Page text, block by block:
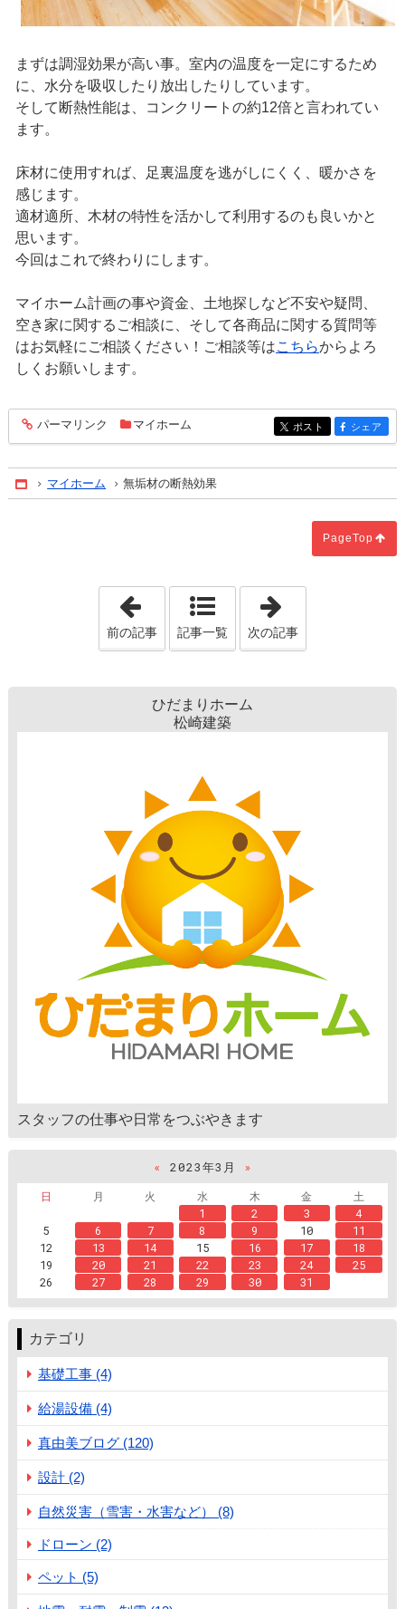
まずは調湿効果が高い事。室内の温度を一定にするため
に、水分を吸収したり放出したりしています。
そして断熱性能は、コンクリートの約12倍と言われてい
ます。
床材に使用すれば、足裏温度を逃がしにくく、暖かさを
感じます。
適材適所、木材の特性を活かして利用するのも良いかと
思います。
今回はこれで終わりにします。
マイホーム計画の事や資金、土地探しなど不安や疑問、
空き家に関するご相談に、そして各商品に関する質問等
はお気軽にご相談ください！ご相談等はこちらからよろ
しくお願いします。
entry1461
パーマリンク マイホーム entry1461
ポスト entry1461
シェア
Home
マイホーム 無垢材の断熱効果
PageTop
「ランドリールーム」
前の記事 記事一覧 次の記事
ひだまりホーム
松崎建築
スタッフの仕事や日常をつぶやきます
« 2023年3月
»
日
月 火 水 木 金
土
1
2 3
4
5
6 7 8 9 10
11
12
13 14 15 16 17
18
19
20 21 22 23 24
25
26
27 28 29 30 31
カテゴリ
基礎工事 (4)
給湯設備 (4)
真由美ブログ (120)
設計 (2)
自然災害（雪害・水害など） (8)
ドローン (2)
ペット (5)